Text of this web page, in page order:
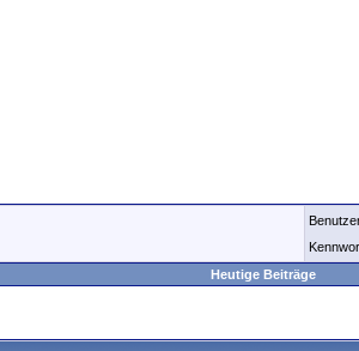
Heutige Beiträge